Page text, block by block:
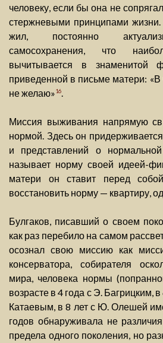
человеку, если бы она не
стержневыми принципами
жил, постоянно
самосохранения, что
вычитывается в знаменитой
приведенной в письме матери:
не желаю»16.
Миссия выживания напрямую
нормой. Здесь он
и представлений о
называет норму своей идеей-
матери он ставит перед
восстановить норму — квартиру,
Булгаков, писавший о своем
как раз перебило на самом
осознал свою миссию как
консерватора, собирателя
мира, человека нормы
возрасте в 4 года с Э. Багрицким,
Катаевым, в 8 лет с Ю. Олешей
годов обнаруживала не
предела одного поколения, но